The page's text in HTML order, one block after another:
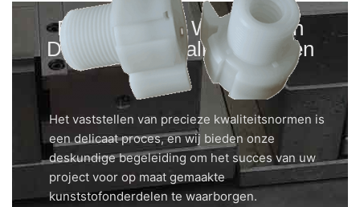
Projectsucces Waarborgen
Door Juiste Kwaliteitsnormen
Het vaststellen van precieze kwaliteitsnormen is
een delicaat proces, en wij bieden onze
deskundige begeleiding om het succes van uw
project voor op maat gemaakte
kunststofonderdelen te waarborgen.